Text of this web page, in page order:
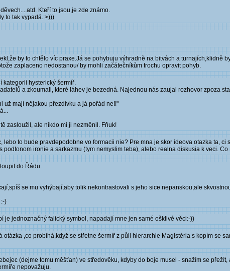
Kteří to jsou,je zde známo.
to tak vypadá.:>)))
by to chtělo víc praxe.Já se pohybuju výhradně na bitvách a turnajích,klidně
zaplaceno nedostanou/ by mohli začátečníkům trochu opravit pohyb.
kategorii hysterický šermíř.
a zkoumali, které láhev je bezedná. Najednou nás zaujal rozhovor zpoza
už mají nějakou přezdívku a já pořád ne!!"
zasloužil, ale nikdo mi ji nezměnil. Fňuk!
to bude pravdepodobne vo formacii nie? Pre mna je skor ideova otazka ta, ci
ironie a sarkazmu (tym nemyslim teba), alebo realna diskusia k veci. Co
do Řádu.
se mu vyhýbají,aby tolik nekontrastovali s jeho sice nepanskou,ale
)
je jednoznačný falický symbol, napadají mne jen samé ošklivé věci:-))
,co probíhá,když se střetne šermíř z půli hierarchie Magistéria s kopím se
(dejme tomu měšťan) ve středověku, kdyby do boje musel - snažím se přežít,
nepovažuju.